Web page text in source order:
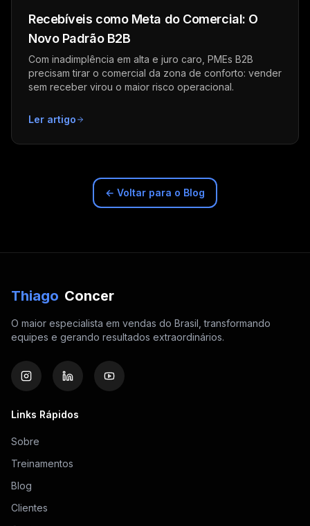
Recebíveis como Meta do Comercial: O
Novo Padrão B2B
Com inadimplência em alta e juro caro, PMEs B2B
precisam tirar o comercial da zona de conforto: vender
sem receber virou o maior risco operacional.
Ler artigo
← Voltar para o Blog
Thiago Concer
O maior especialista em vendas do Brasil, transformando
equipes e gerando resultados extraordinários.
Links Rápidos
Sobre
Treinamentos
Blog
Clientes